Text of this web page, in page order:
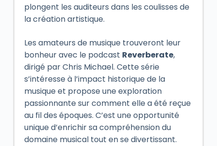
plongent les auditeurs dans les coulisses de
la création artistique.
Les amateurs de musique trouveront leur
bonheur avec le podcast Reverberate,
dirigé par Chris Michael. Cette série
s’intéresse à l’impact historique de la
musique et propose une exploration
passionnante sur comment elle a été reçue
au fil des époques. C’est une opportunité
unique d’enrichir sa compréhension du
domaine musical tout en se divertissant.